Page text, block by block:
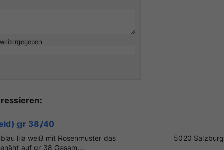
gr 38/40
lila weiß mit Rosenmuster das
auf gr 38 Gesam...
5020 Salzburg